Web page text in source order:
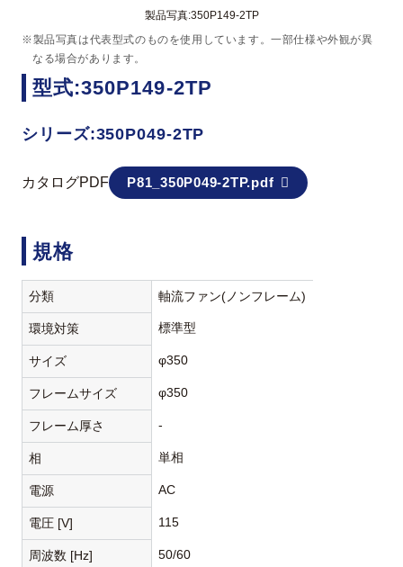
製品写真:350P149-2TP
※製品写真は代表型式のものを使用しています。一部仕様や外観が異
なる場合があります。
型式:350P149-2TP
シリーズ:350P049-2TP
カタログPDF P81_350P049-2TP.pdf
規格
分類 軸流ファン(ノンフレーム)
環境対策 標準型
サイズ φ350
フレームサイズ φ350
フレーム厚さ -
相 単相
電源 AC
電圧 [V] 115
周波数 [Hz] 50/60